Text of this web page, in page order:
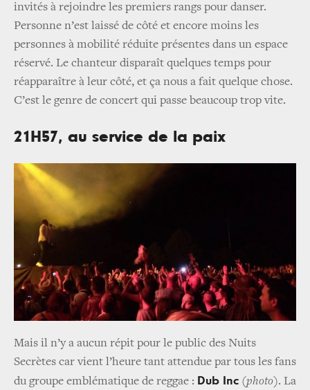
invités à rejoindre les premiers rangs pour danser.
Personne n’est laissé de côté et encore moins les
personnes à mobilité réduite présentes dans un espace
réservé. Le chanteur disparaît quelques temps pour
réapparaître à leur côté, et ça nous a fait quelque chose.
C’est le genre de concert qui passe beaucoup trop vite.
21H57, au service de la paix
Mais il n’y a aucun répit pour le public des Nuits
Secrètes car vient l’heure tant attendue par tous les fans
du groupe emblématique de reggae : Dub Inc (photo). La